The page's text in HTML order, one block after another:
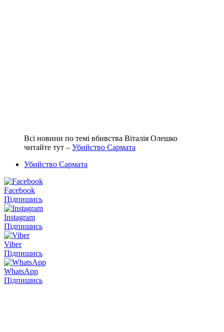
Всі новини по темі вбивства Віталія Олешко
читайте тут – Убийство Сармата
Убийство Сармата
Facebook
Підпишись
Instagram
Підпишись
Viber
Підпишись
WhatsApp
Підпишись